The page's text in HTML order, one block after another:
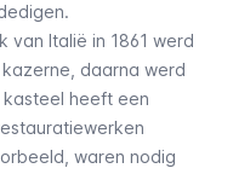
van Italië in 1861 werd
daarna werd
kasteel heeft een
waren nodig